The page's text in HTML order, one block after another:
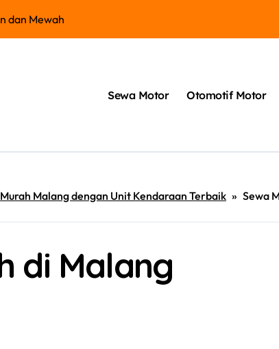
dan Mewah
Sewa Motor Otomotif Motor
Malang dengan Unit Kendaraan Terbaik » Sewa
di Malang